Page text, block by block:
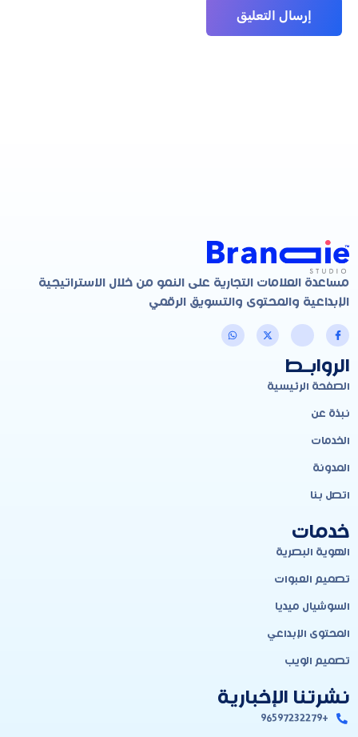
مساعدة العلامات التجارية على النمو من خلال الاستراتيجية
الإبداعية والمحتوى والتسويق الرقمي
الروابـط
الصفحة الرئيسية
نبذة عن
الخدمات
المدونة
اتصل بنا
خدمات
الهوية البصرية
تصميم العبوات
السوشيال ميديا
المحتوى الإبداعي
تصميم الويب
نشرتنا الإخبارية
+96597232279